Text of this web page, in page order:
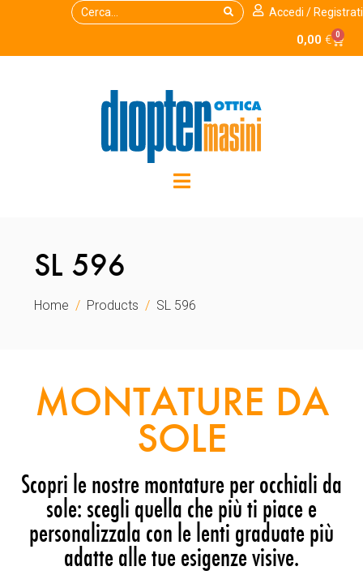
Accedi / Registrati
0,00 € 0
SL 596
Home Products SL 596
MONTATURE DA
SOLE
Scopri le nostre montature per occhiali da
sole: scegli quella che più ti piace e
personalizzala con le lenti graduate più
adatte alle tue esigenze visive.